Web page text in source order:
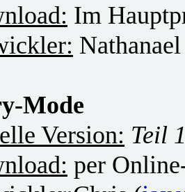
Im
Nathanael
Mode
Version: Teil
per